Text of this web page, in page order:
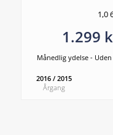
1,0
1.299
Månedlig ydelse -
2016 / 2015
Årgang